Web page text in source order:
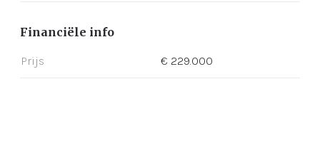
Financiële info
Prijs € 229.000